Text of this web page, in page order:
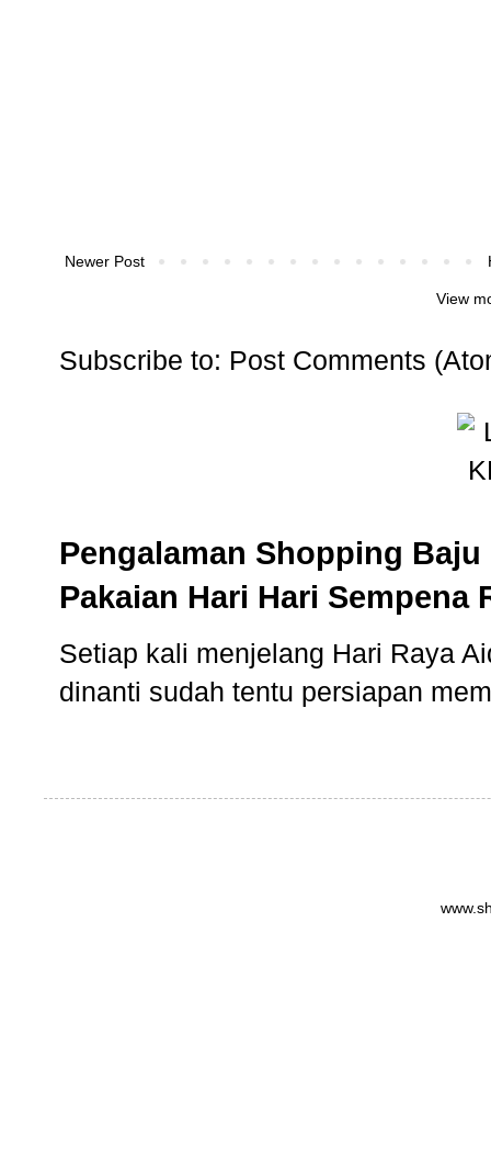
Newer Post
View
Subscribe to: Post Comments
Pengalaman Shopping
Pakaian Hari Hari Sempena
Setiap kali menjelang Hari Raya
dinanti sudah tentu persiapan